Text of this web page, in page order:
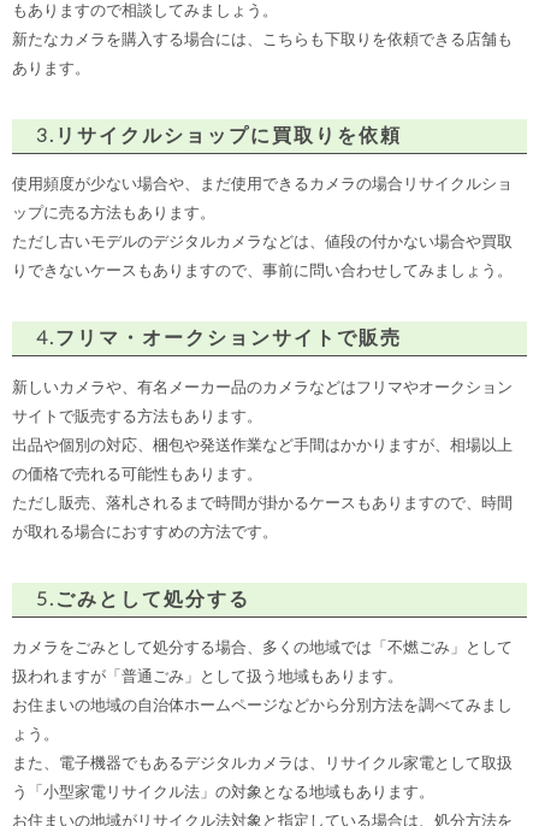
もありますので相談してみましょう。
新たなカメラを購入する場合には、こちらも下取りを依頼できる店舗も
あります。
3.リサイクルショップに買取りを依頼
使用頻度が少ない場合や、まだ使用できるカメラの場合リサイクルショ
ップに売る方法もあります。
ただし古いモデルのデジタルカメラなどは、値段の付かない場合や買取
りできないケースもありますので、事前に問い合わせしてみましょう。
4.フリマ・オークションサイトで販売
新しいカメラや、有名メーカー品のカメラなどはフリマやオークション
サイトで販売する方法もあります。
出品や個別の対応、梱包や発送作業など手間はかかりますが、相場以上
の価格で売れる可能性もあります。
ただし販売、落札されるまで時間が掛かるケースもありますので、時間
が取れる場合におすすめの方法です。
5.ごみとして処分する
カメラをごみとして処分する場合、多くの地域では「不燃ごみ」として
扱われますが「普通ごみ」として扱う地域もあります。
お住まいの地域の自治体ホームページなどから分別方法を調べてみまし
ょう。
また、電子機器でもあるデジタルカメラは、リサイクル家電として取扱
う「小型家電リサイクル法」の対象となる地域もあります。
お住まいの地域がリサイクル法対象と指定している場合は、処分方法を